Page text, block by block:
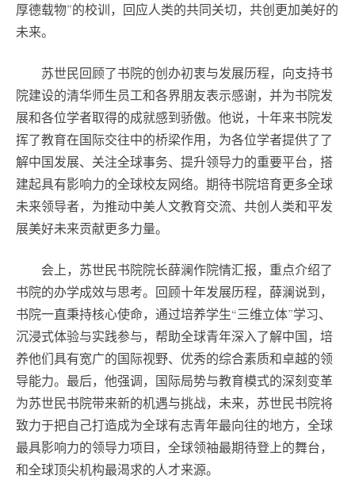
厚德载物”的校训，回应人类的共同关切，共创更加美好的
未来。
苏世民回顾了书院的创办初衷与发展历程，向支持书
院建设的清华师生员工和各界朋友表示感谢，并为书院发
展和各位学者取得的成就感到骄傲。他说，十年来书院发
挥了教育在国际交往中的桥梁作用，为各位学者提供了了
解中国发展、关注全球事务、提升领导力的重要平台，搭
建起具有影响力的全球校友网络。期待书院培育更多全球
未来领导者，为推动中美人文教育交流、共创人类和平发
展美好未来贡献更多力量。
会上，苏世民书院院长薛澜作院情汇报，重点介绍了
书院的办学成效与思考。回顾十年发展历程，薛澜说到，
书院一直秉持核心使命，通过培养学生“三维立体”学习、
沉浸式体验与实践参与，帮助全球青年深入了解中国，培
养他们具有宽广的国际视野、优秀的综合素质和卓越的领
导能力。最后，他强调，国际局势与教育模式的深刻变革
为苏世民书院带来新的机遇与挑战，未来，苏世民书院将
致力于把自己打造成为全球有志青年最向往的地方，全球
最具影响力的领导力项目，全球领袖最期待登上的舞台，
和全球顶尖机构最渴求的人才来源。